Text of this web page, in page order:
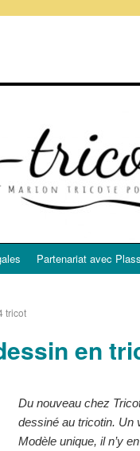
Partenariat avec
tricot
en
Du nouveau chez
dessiné au tricotin. Un
Modèle unique, il n’y